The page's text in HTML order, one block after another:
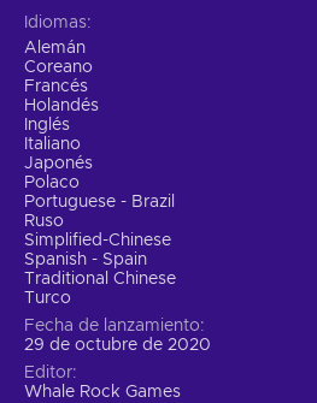
Idiomas
Alemán
Coreano
Francés
Holandés
Inglés
Italiano
Japonés
Polaco
Portuguese - Brazil
Ruso
Simplified-Chinese
Spanish - Spain
Traditional Chinese
Turco
Fecha de lanzamiento
29 de octubre de 2020
Editor
Whale Rock Games